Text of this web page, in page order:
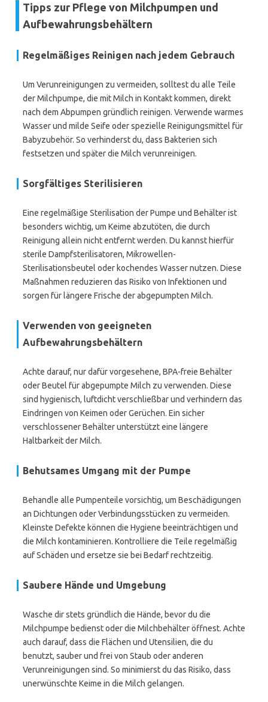
Tipps zur Pflege von Milchpumpen und
Aufbewahrungsbehältern
Regelmäßiges Reinigen nach jedem Gebrauch
Um Verunreinigungen zu vermeiden, solltest du alle Teile
der Milchpumpe, die mit Milch in Kontakt kommen, direkt
nach dem Abpumpen gründlich reinigen. Verwende warmes
Wasser und milde Seife oder spezielle Reinigungsmittel für
Babyzubehör. So verhinderst du, dass Bakterien sich
festsetzen und später die Milch verunreinigen.
Sorgfältiges Sterilisieren
Eine regelmäßige Sterilisation der Pumpe und Behälter ist
besonders wichtig, um Keime abzutöten, die durch
Reinigung allein nicht entfernt werden. Du kannst hierfür
sterile Dampfsterilisatoren, Mikrowellen-
Sterilisationsbeutel oder kochendes Wasser nutzen. Diese
Maßnahmen reduzieren das Risiko von Infektionen und
sorgen für längere Frische der abgepumpten Milch.
Verwenden von geeigneten
Aufbewahrungsbehältern
Achte darauf, nur dafür vorgesehene, BPA-freie Behälter
oder Beutel für abgepumpte Milch zu verwenden. Diese
sind hygienisch, luftdicht verschließbar und verhindern das
Eindringen von Keimen oder Gerüchen. Ein sicher
verschlossener Behälter unterstützt eine längere
Haltbarkeit der Milch.
Behutsames Umgang mit der Pumpe
Behandle alle Pumpenteile vorsichtig, um Beschädigungen
an Dichtungen oder Verbindungsstücken zu vermeiden.
Kleinste Defekte können die Hygiene beeinträchtigen und
die Milch kontaminieren. Kontrolliere die Teile regelmäßig
auf Schäden und ersetze sie bei Bedarf rechtzeitig.
Saubere Hände und Umgebung
Wasche dir stets gründlich die Hände, bevor du die
Milchpumpe bedienst oder die Milchbehälter öffnest. Achte
auch darauf, dass die Flächen und Utensilien, die du
benutzt, sauber und frei von Staub oder anderen
Verunreinigungen sind. So minimierst du das Risiko, dass
unerwünschte Keime in die Milch gelangen.